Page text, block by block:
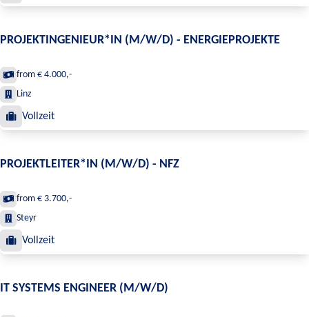
PROJEKTINGENIEUR*IN (M/W/D) - ENERGIEPROJEKTE
from € 4.000,-
Linz
Vollzeit
PROJEKTLEITER*IN (M/W/D) - NFZ
from € 3.700,-
Steyr
Vollzeit
IT SYSTEMS ENGINEER (M/W/D)